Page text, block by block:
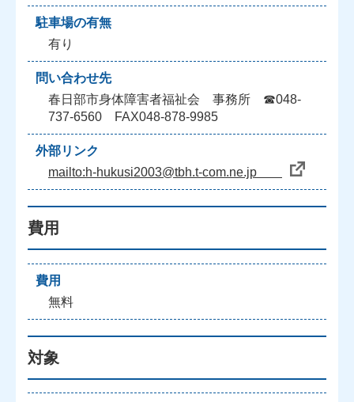
駐車場の有無
有り
問い合わせ先
春日部市身体障害者福祉会 事務所 ☎048-
737-6560 FAX048-878-9985
外部リンク
mailto:h-hukusi2003@tbh.t-com.ne.jp
費用
費用
無料
対象